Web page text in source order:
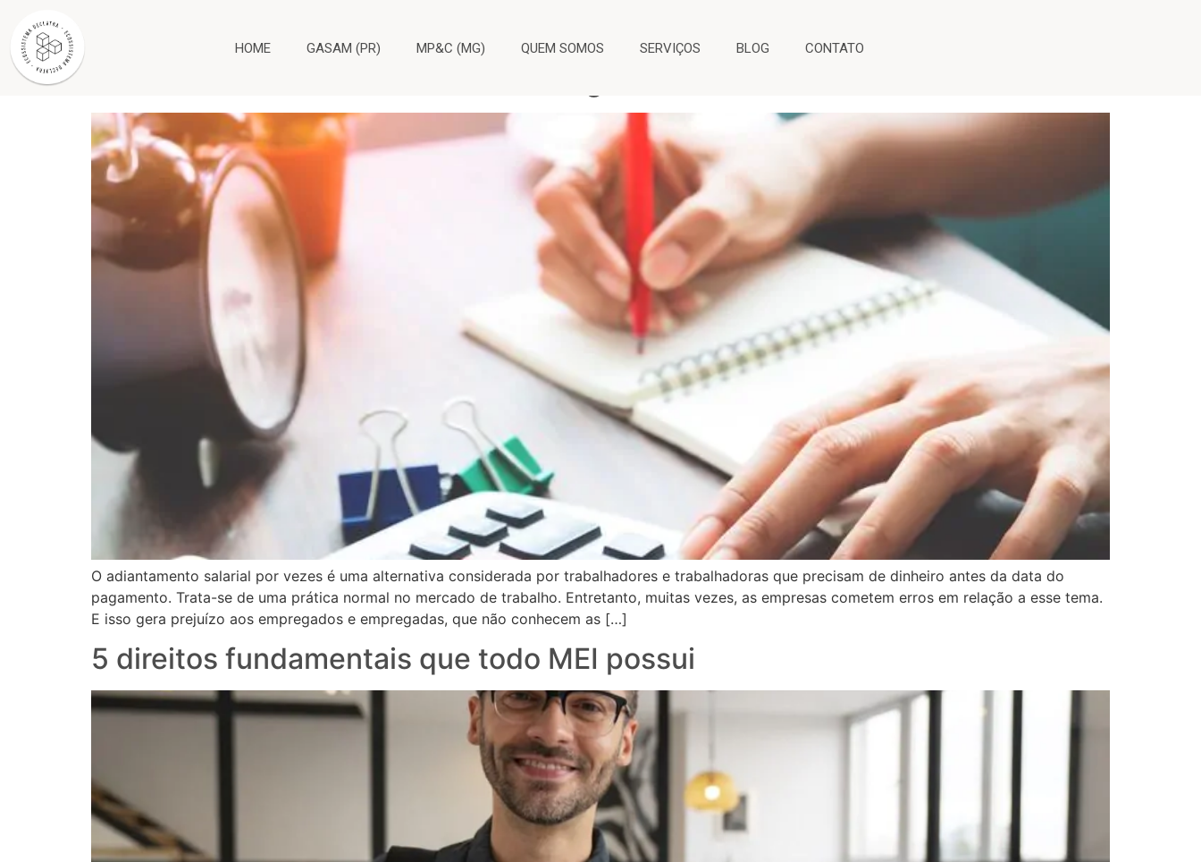
HOME GASAM (PR) MP&C (MG) QUEM SOMOS SERVIÇOS BLOG CONTATO
O adiantamento salarial por vezes é uma alternativa considerada por trabalhadores e trabalhadoras que precisam de dinheiro antes da data do
pagamento. Trata-se de uma prática normal no mercado de trabalho. Entretanto, muitas vezes, as empresas cometem erros em relação a esse tema.
E isso gera prejuízo aos empregados e empregadas, que não conhecem as […]
5 direitos fundamentais que todo MEI possui